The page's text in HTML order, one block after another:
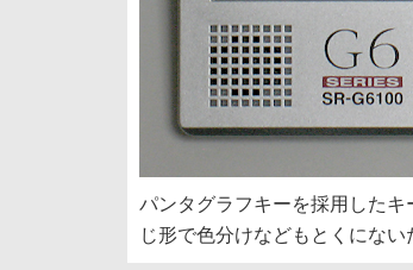
パンタグラフキーを採用した
じ形で色分けなどもとくにな